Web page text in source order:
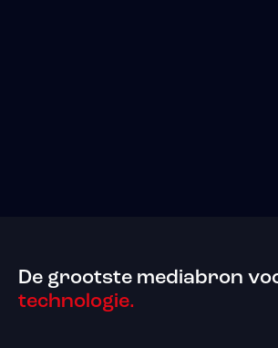
De grootste mediabron
technologie.